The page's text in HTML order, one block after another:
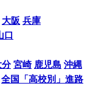
大阪 兵庫
口
分 宮崎 鹿児島 沖縄
全国「高校別」進路